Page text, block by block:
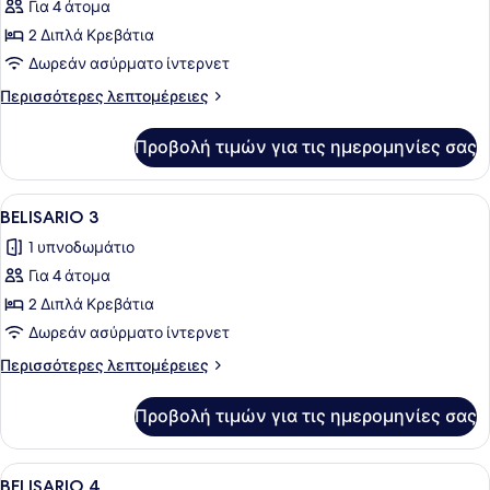
φωτογραφιών
για
BELISARIO
2
Για 4 άτομα
2 Διπλά Κρεβάτια
Δωρεάν ασύρματο ίντερνετ
Περισσότερες λεπτομέρειες
Περισσότερες
2
Προβολή τιμών για τις ημερομηνίες σας
Προβολή
όλων
των
φωτογραφιών
για
BELISARIO
3
Ένα δωμάτιο ξενοδοχείου με δύο
10
BELISARIO 3
1 υπνοδωμάτιο
Για 4 άτομα
2 Διπλά Κρεβάτια
Δωρεάν ασύρματο ίντερνετ
Περισσότερες λεπτομέρειες
Περισσότερες
3
Προβολή τιμών για τις ημερομηνίες σας
Προβολή
Ένας μικρός και λειτουργικός
12